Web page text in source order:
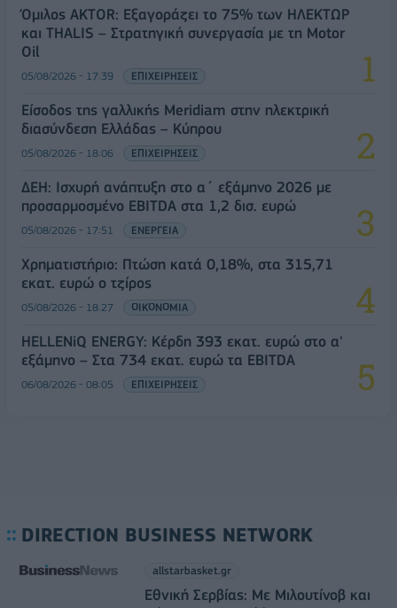
Όμιλος AKTOR: Εξαγοράζει το 75% των ΗΛΕΚΤΩΡ
και THALIS – Στρατηγική συνεργασία με τη Motor
Oil
05/08/2026 - 17:39 ΕΠΙΧΕΙΡΗΣΕΙΣ
Είσοδος της γαλλικής Meridiam στην ηλεκτρική
διασύνδεση Ελλάδας – Κύπρου
05/08/2026 - 18:06 ΕΠΙΧΕΙΡΗΣΕΙΣ
ΔΕΗ: Ισχυρή ανάπτυξη στο α΄ εξάμηνο 2026 με
προσαρμοσμένο EBITDA στα 1,2 δισ. ευρώ
05/08/2026 - 17:51 ΕΝΕΡΓΕΙΑ
Χρηματιστήριο: Πτώση κατά 0,18%, στα 315,71
εκατ. ευρώ ο τζίρος
05/08/2026 - 18:27 ΟΙΚΟΝΟΜΙΑ
HELLENiQ ENERGY: Κέρδη 393 εκατ. ευρώ στο α'
εξάμηνο – Στα 734 εκατ. ευρώ τα EBITDA
06/08/2026 - 08:05 ΕΠΙΧΕΙΡΗΣΕΙΣ
DIRECTION BUSINESS NETWORK
allstarbasket.gr
Εθνική Σερβίας: Με Μιλουτίνοβ και